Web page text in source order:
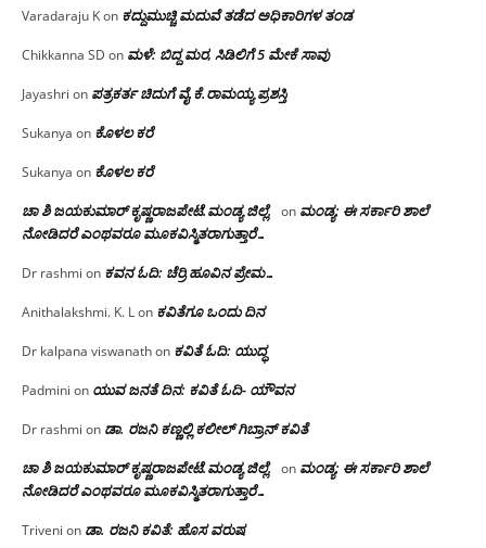
Varadaraju Kon ಕದ್ದುಮುಚ್ಚಿ ಮದುವೆ ತಡೆದ ಅಧಿಕಾರಿಗಳ ತಂಡ
Chikkanna SD on ಮಳೆ: ಬಿದ್ದ ಮರ, ಸಿಡಿಲಿಗೆ 5 ಮೇಕೆ ಸಾವು
Jayashri on ಪತ್ರಕರ್ತ ಚಿದುಗೆ ವೈ.ಕೆ.ರಾಮಯ್ಯ ಪ್ರಶಸ್ತಿ
Sukanya on ಕೊಳಲ ಕರೆ
Sukanya on ಕೊಳಲ ಕರೆ
ಚಾ ಶಿ ಜಯಕುಮಾರ್ ಕೃಷ್ಣರಾಜಪೇಟೆ.ಮಂಡ್ಯ ಜಿಲ್ಲೆ. on ಮಂಡ್ಯ: ಈ ಸರ್ಕಾರಿ ಶಾಲೆ
ನೋಡಿದರೆ ಎಂಥವರೂ ಮೂಕವಿಸ್ಮಿತರಾಗುತ್ತಾರೆ…
Dr rashmi on ಕವನ ಓದಿ: ಚೆರ್ರಿ ಹೂವಿನ ಪ್ರೇಮ…
Anithalakshmi. K. Lon ಕವಿತೆಗೂ ಒಂದು ದಿನ
Dr kalpana viswanathon ಕವಿತೆ ಓದಿ: ಯುದ್ಧ
Padmini on ಯುವ ಜನತೆ ದಿನ: ಕವಿತೆ ಓದಿ- ಯೌವನ
Dr rashmi on ಡಾ. ರಜನಿ‌ ಕಣ್ಣಲ್ಲಿ ಕಲೀಲ್ ಗಿಬ್ರಾನ್ ಕವಿತೆ
ಚಾ ಶಿ ಜಯಕುಮಾರ್ ಕೃಷ್ಣರಾಜಪೇಟೆ.ಮಂಡ್ಯ ಜಿಲ್ಲೆ. on ಮಂಡ್ಯ: ಈ ಸರ್ಕಾರಿ ಶಾಲೆ
ನೋಡಿದರೆ ಎಂಥವರೂ ಮೂಕವಿಸ್ಮಿತರಾಗುತ್ತಾರೆ…
Triveni on ಡಾ. ರಜನಿ ಕವಿತೆ: ಹೊಸ ವರುಷ